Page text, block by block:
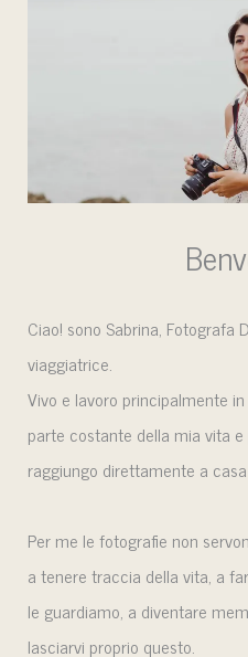
Ciao! sono Sabrina, Fotografa
viaggiatrice.
Vivo e lavoro principalmente
parte costante della mia vita
raggiungo direttamente a
Per me le fotografie non
a tenere traccia della vita, a
le guardiamo, a diventare
lasciarvi proprio questo.